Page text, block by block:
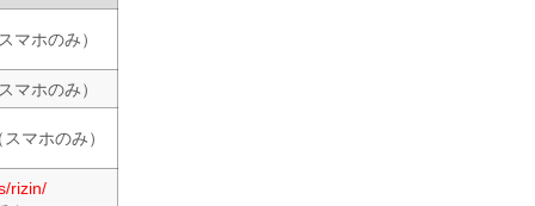
マホのみ）
マホのみ）
マホのみ）
rizin/